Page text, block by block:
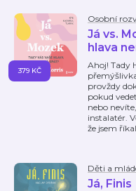
Osobní
Já vs.
hlava
Ahoj! Tady
provždy
pokud
nebo
instalatér.
že jsem
379 KČ
Děti a
Já, Finis